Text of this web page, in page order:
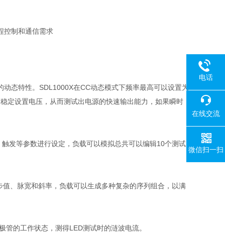
控制和通信需求
态特性。 SDL1000X在CC动态模式下频率最高可以设置为
定设置电压，从而测试出电源的快速输出能力，如果瞬时
发等参数进行设定，负载可以模拟总共可以编辑10个测试
、脉宽和斜率，负载可以生成多种复杂的序列组合，以满
管的工作状态，测得LED测试时的涟波电流。
电话
在线交流
微信扫一扫